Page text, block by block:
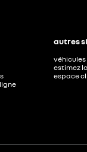
autres
estimez
espace